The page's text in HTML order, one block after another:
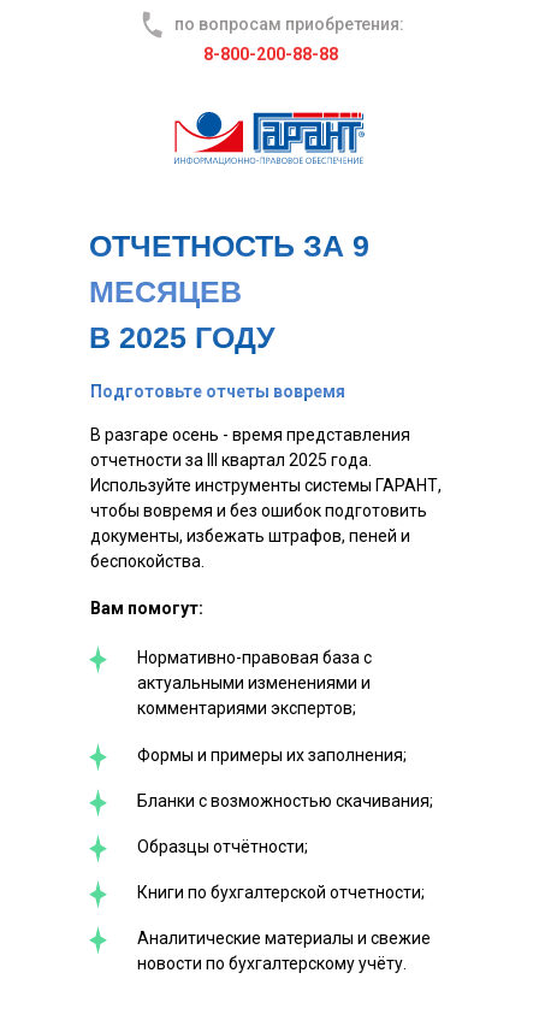
Подготовьте отчеты вовремя
Вам помогут:
В разгаре осень - время представления
отчетности за III квартал 2025 года.
Используйте инструменты системы ГАРАНТ,
чтобы вовремя и без ошибок подготовить
документы, избежать штрафов, пеней и
беспокойства.
Нормативно-правовая база с
актуальными изменениями и
комментариями экспертов;
Формы и примеры их заполнения;
Бланки с возможностью скачивания;
ОТЧЕТНОСТЬ ЗА 9
МЕСЯЦЕВ
В 2025 ГОДУ
8-800-200-88-88
по вопросам приобретения:
Образцы отчётности;
Книги по бухгалтерской отчетности;
Аналитические материалы и свежие
новости по бухгалтерскому учёту.